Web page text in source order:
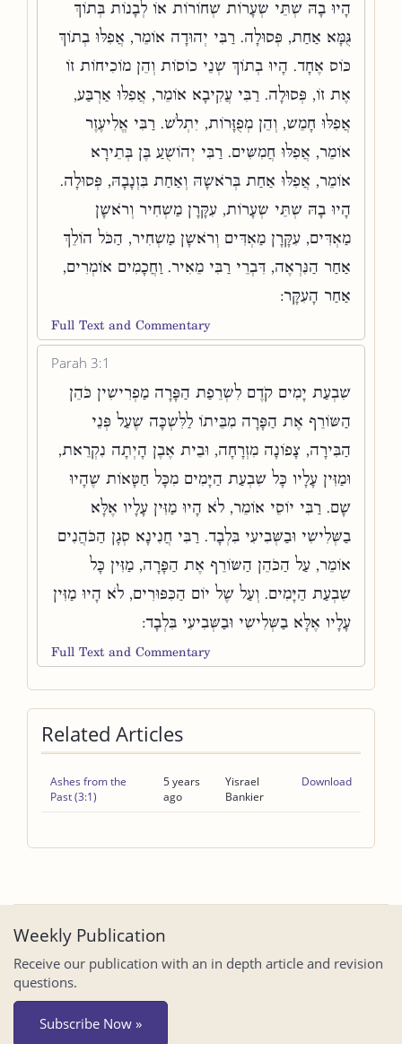
הָיוּ בָהּ שְׁתֵּי שְׂעָרוֹת שְׁחוֹרוֹת אוֹ לְבָנוֹת בְּתוֹךְ
גֻּמָּא אַחַת, פְּסוּלָה. רַבִּי יְהוּדָה אוֹמֵר, אֲפִלּוּ בְתוֹךְ
כּוֹס אֶחָד. הָיוּ בְתוֹךְ שְׁנֵי כוֹסוֹת וְהֵן מוֹכִיחוֹת זוֹ
אֶת זוֹ, פְּסוּלָה. רַבִּי עֲקִיבָא אוֹמֵר, אֲפִלּוּ אַרְבַּע,
אֲפִלּוּ חָמֵשׁ, וְהֵן מְפֻזָּרוֹת, יִתְלֹשׁ. רַבִּי אֱלִיעֶזֶר
אוֹמֵר, אֲפִלּוּ חֲמִשִּׁים. רַבִּי יְהוֹשֻׁעַ בֶּן בְּתֵירָא
אוֹמֵר, אֲפִלּוּ אַחַת בְּרֹאשָׁהּ וְאַחַת בִּזְנָבָהּ, פְּסוּלָה.
הָיוּ בָהּ שְׁתֵּי שְׂעָרוֹת, עִקָּרָן מַשְׁחִיר וְרֹאשָׁן
מַאְדִּים, עִקָּרָן מַאְדִּים וְרֹאשָׁן מַשְׁחִיר, הַכֹּל הוֹלֵךְ
אַחַר הַנִּרְאֶה, דִּבְרֵי רַבִּי מֵאִיר. וַחֲכָמִים אוֹמְרִים,
אַחַר הָעִקָּר:
Full Text and Commentary
Parah 3:1
שִׁבְעַת יָמִים קֹדֶם לִשְׂרֵפַת הַפָּרָה מַפְרִישִׁין כֹּהֵן
הַשּׂוֹרֵף אֶת הַפָּרָה מִבֵּיתוֹ לַלִּשְׁכָּה שֶׁעַל פְּנֵי
הַבִּירָה, צָפוֹנָה מִזְרָחָה, וּבֵית אֶבֶן הָיְתָה נִקְרֵאת,
וּמַזִּין עָלָיו כָּל שִׁבְעַת הַיָּמִים מִכָּל חַטָּאוֹת שֶׁהָיוּ
שָׁם. רַבִּי יוֹסֵי אוֹמֵר, לֹא הָיוּ מַזִּין עָלָיו אֶלָּא
בַשְּׁלִישִׁי וּבַשְּׁבִיעִי בִּלְבָד. רַבִּי חֲנִינָא סְגָן הַכֹּהֲנִים
אוֹמֵר, עַל הַכֹּהֵן הַשּׂוֹרֵף אֶת הַפָּרָה, מַזִּין כָּל
שִׁבְעַת הַיָּמִים. וְעַל שֶׁל יוֹם הַכִּפּוּרִים, לֹא הָיוּ מַזִּין
עָלָיו אֶלָּא בַשְּׁלִישִׁי וּבַשְּׁבִיעִי בִּלְבָד:
Full Text and Commentary
Related Articles
Ashes from the
Past (3:1)
5 years
ago
Yisrael
Bankier
Download
Weekly Publication
Receive our publication with an in depth article and revision
questions.
Subscribe Now »